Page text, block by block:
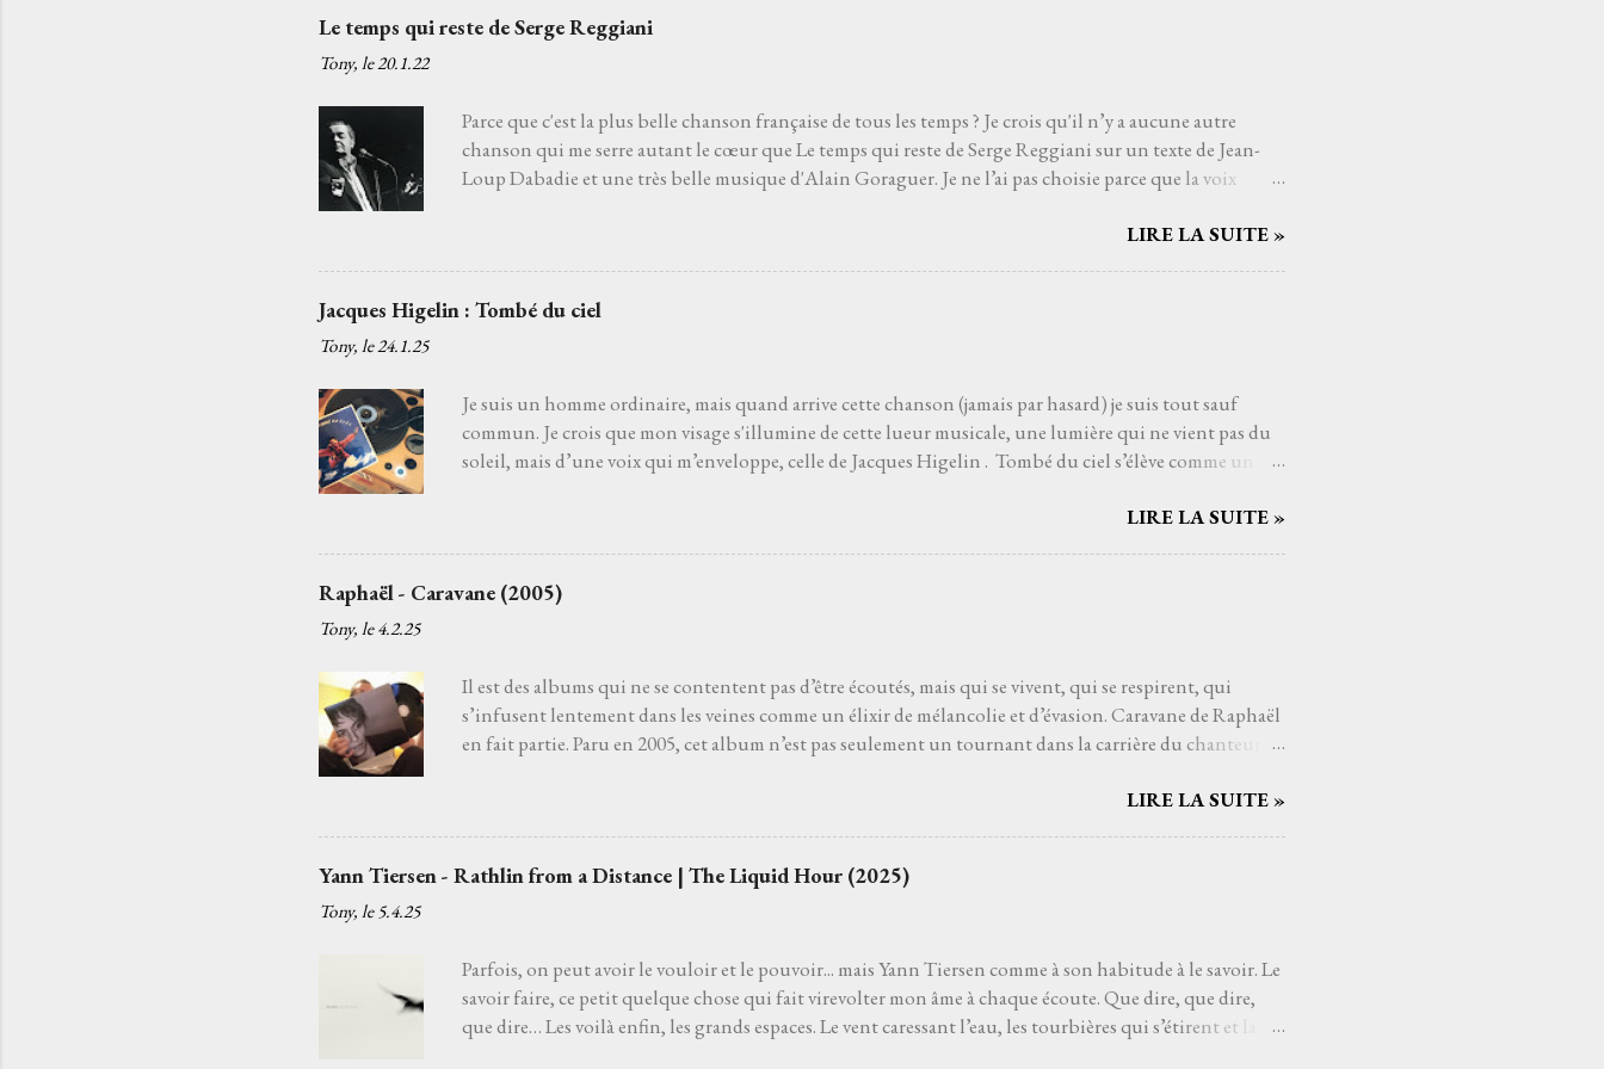
r
e
u
n
c
o
m
e
t
a
r
e
Le temps qui reste de Serge Reggiani
Tony, le20.1.22
Parce que c'est la plus belle chanson française de tous les temps ? Je crois qu'il n’y a aucune autre
chanson qui me serre autant le cœur que Le temps qui reste de Serge Reggiani sur un texte de Jean-
Loup Dabadie et une très belle musique d'Alain Goraguer. Je ne l’ai pas choisie parce que la voix
j'aurais pu découvrir la vie. Je ne l’ai pas non plus choisie parce que choisir Serge Reggiani, c’est
quelqu’un venait à dire que ce n’est pas le cas, je le prendrais personnellement. C'est une de ces
LIRE LA SUITE »
Jacques Higelin : Tombé du ciel
Tony, le24.1.25
Je suis un homme ordinaire, mais quand arrive cette chanson (jamais par hasard) je suis tout sauf
commun. Je crois que mon visage s'illumine de cette lueur musicale, une lumière qui ne vient pas du
soleil, mais d’une voix qui m’enveloppe, celle de Jacques Higelin . Tombé du ciel s’élève comme un
disparaît, s’évapore comme une brume matinale. Parfois je ferme les yeux, laissant la mélodie se mêler à
ancien que j'aurais toujours connu sans jamais l’avoir appris. La gravité s’éloigne, comme si Higelin me
LIRE LA SUITE »
Raphaël - Caravane (2005)
Tony, le4.2.25
Il est des albums qui ne se contentent pas d’être écoutés, mais qui se vivent, qui se respirent, qui
s’infusent lentement dans les veines comme un élixir de mélancolie et d’évasion. Caravane de Raphaël
en fait partie. Paru en 2005, cet album n’est pas seulement un tournant dans la carrière du chanteur : il
chargé malgré la présence d'un soleil éclatant quand je l'écoute. Dès les premières notes de Caravane ,
tandis que les paroles dessinent un horizon mouvant, où l’amour et l’errance s’entrelacent comme les
LIRE LA SUITE »
Yann Tiersen - Rathlin from a Distance | The Liquid Hour (2025)
Tony, le 5.4.25
Parfois, on peut avoir le vouloir et le pouvoir... mais Yann Tiersen comme à son habitude à le savoir. Le
savoir faire, ce petit quelque chose qui fait virevolter mon âme à chaque écoute. Que dire, que dire,
que dire… Les voilà enfin, les grands espaces. Le vent caressant l’eau, les tourbières qui s’étirent et la